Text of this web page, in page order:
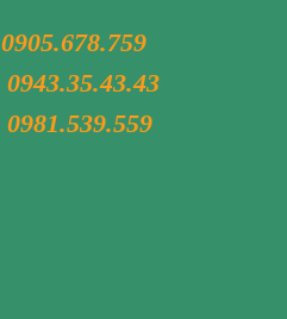
0905.678.759
0943.35.43.43
0981.539.559